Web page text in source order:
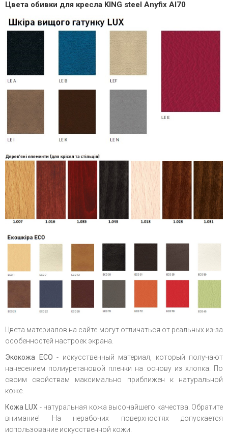
Цвета обивки для кресла KING steel Anyfix Al70
Цвета материалов на сайте могут отличаться от реальных из-за
особенностей настроек экрана.
Экокожа ЕСО - искусственный материал, который получают
нанесением полиуретановой пленки на основу из хлопка. По
своим свойствам максимально приближен к натуральной
коже.
Кожа LUX - натуральная кожа высочайшего качества. Обратите
внимание! На нерабочих поверхностях допускается
использование искусственной кожи.